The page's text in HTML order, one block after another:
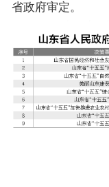
省政府审定。